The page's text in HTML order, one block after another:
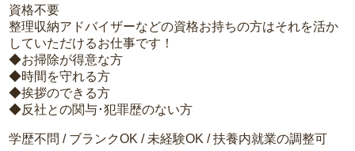
資格不要
整理収納アドバイザーなどの資格お持ちの方はそれを活か
していただけるお仕事です！
◆お掃除が得意な方
◆時間を守れる方
◆挨拶のできる方
◆反社との関与･犯罪歴のない方
学歴不問 / ブランクOK / 未経験OK / 扶養内就業の調整可